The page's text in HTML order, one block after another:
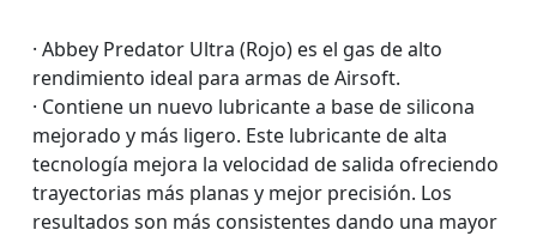
· Abbey Predator Ultra (Rojo) es el gas de alto
rendimiento ideal para armas de Airsoft.
· Contiene un nuevo lubricante a base de silicona
mejorado y más ligero. Este lubricante de alta
tecnología mejora la velocidad de salida ofreciendo
trayectorias más planas y mejor precisión. Los
resultados son más consistentes dando una mayor